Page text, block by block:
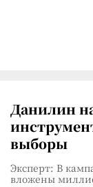
Данилин
выборы
Эксперт: В
вложены